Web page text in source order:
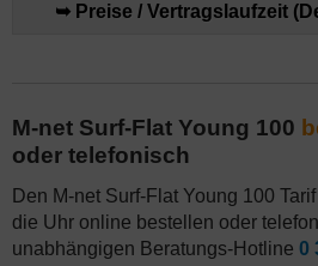
➥ Preise / Vertragslaufzeit
M-net Surf-Flat Young 100
oder telefonisch
Den M-net Surf-Flat Young 100
die Uhr online bestellen oder
unabhängigen Beratungs-Hotline 0